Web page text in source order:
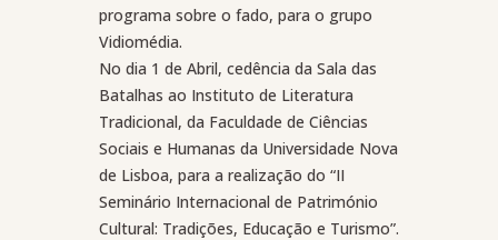
programa sobre o fado, para o grupo
Vidiomédia.
No dia 1 de Abril, cedência da Sala das
Batalhas ao Instituto de Literatura
Tradicional, da Faculdade de Ciências
Sociais e Humanas da Universidade Nova
de Lisboa, para a realização do “II
Seminário Internacional de Património
Cultural: Tradições, Educação e Turismo”.